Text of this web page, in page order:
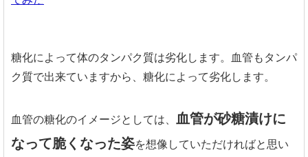
糖化によって体のタンパク質は劣化します。血管もタンパ
ク質で出来ていますから、糖化によって劣化します。
血管の糖化のイメージとしては、
血管が砂糖漬けに
なって脆くなった姿を想像していただければと思い